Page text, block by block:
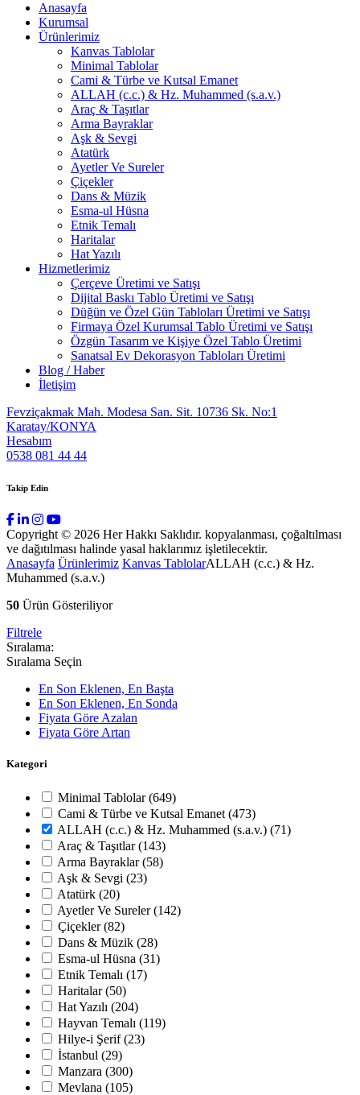
Anasayfa
Kurumsal
Ürünlerimiz
Kanvas Tablolar
Minimal Tablolar
Cami & Türbe ve Kutsal Emanet
ALLAH (c.c.) & Hz. Muhammed (s.a.v.)
Araç & Taşıtlar
Arma Bayraklar
Aşk & Sevgi
Atatürk
Ayetler Ve Sureler
Çiçekler
Dans & Müzik
Esma-ul Hüsna
Etnik Temalı
Haritalar
Hat Yazılı
Hizmetlerimiz
Çerçeve Üretimi ve Satışı
Dijital Baskı Tablo Üretimi ve Satışı
Düğün ve Özel Gün Tabloları Üretimi ve Satışı
Firmaya Özel Kurumsal Tablo Üretimi ve Satışı
Özgün Tasarım ve Kişiye Özel Tablo Üretimi
Sanatsal Ev Dekorasyon Tabloları Üretimi
Blog / Haber
İletişim
Fevziçakmak Mah. Modesa San. Sit. 10736 Sk. No:1
Karatay/KONYA
Hesabım
0538 081 44 44
Takip Edin
Copyright © 2026 Her Hakkı Saklıdır. kopyalanması, çoğaltılması
ve dağıtılması halinde yasal haklarımız işletilecektir.
Anasayfa Ürünlerimiz Kanvas TablolarALLAH (c.c.) & Hz.
Muhammed (s.a.v.)
50 Ürün Gösteriliyor
Filtrele
Sıralama:
Sıralama Seçin
En Son Eklenen, En Başta
En Son Eklenen, En Sonda
Fiyata Göre Azalan
Fiyata Göre Artan
Kategori
Minimal Tablolar (649)
Cami & Türbe ve Kutsal Emanet (473)
ALLAH (c.c.) & Hz. Muhammed (s.a.v.) (71)
Araç & Taşıtlar (143)
Arma Bayraklar (58)
Aşk & Sevgi (23)
Atatürk (20)
Ayetler Ve Sureler (142)
Çiçekler (82)
Dans & Müzik (28)
Esma-ul Hüsna (31)
Etnik Temalı (17)
Haritalar (50)
Hat Yazılı (204)
Hayvan Temalı (119)
Hilye-i Şerif (23)
İstanbul (29)
Manzara (300)
Mevlana (105)